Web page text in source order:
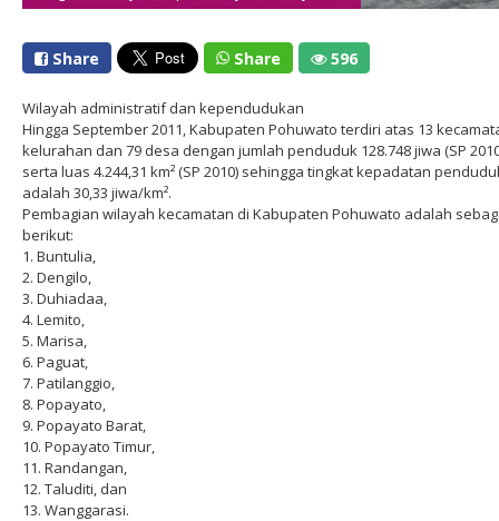
Share Share 596
Wilayah administratif dan kependudukan
Hingga September 2011, Kabupaten Pohuwato terdiri atas 13
kelurahan dan 79 desa dengan jumlah penduduk 128.748 jiwa (SP
serta luas 4.244,31 km² (SP 2010) sehingga tingkat kepadatan
adalah 30,33 jiwa/km².
Pembagian wilayah kecamatan di Kabupaten Pohuwato adalah
berikut:
1. Buntulia,
2. Dengilo,
3. Duhiadaa,
4. Lemito,
5. Marisa,
6. Paguat,
7. Patilanggio,
8. Popayato,
9. Popayato Barat,
10. Popayato Timur,
11. Randangan,
12. Taluditi, dan
13. Wanggarasi.